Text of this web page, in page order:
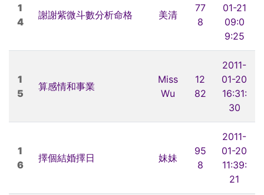
1
4
謝謝紫微斗數分析命格 美清
77
8
01-21
09:0
9:25
1
5
算感情和事業
Miss
Wu
12
82
2011-
01-20
16:31:
30
1
6
擇個結婚擇日 妹妹
95
8
2011-
01-20
11:39:
21